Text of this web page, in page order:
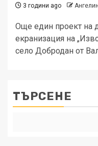
3 години ago
Още един проект на
екранизация на
село Добродан от
ТЪРСЕНЕ